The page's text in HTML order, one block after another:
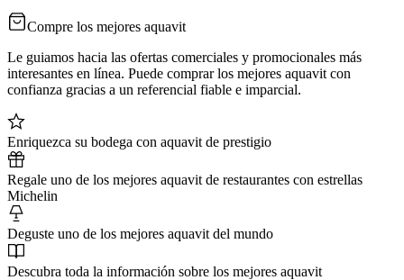
Compre los mejores aquavit
Le guiamos hacia las ofertas comerciales y promocionales más
interesantes en línea. Puede comprar los mejores aquavit con
confianza gracias a un referencial fiable e imparcial.
Enriquezca su bodega con aquavit de prestigio
Regale uno de los mejores aquavit de restaurantes con estrellas
Michelin
Deguste uno de los mejores aquavit del mundo
Descubra toda la información sobre los mejores aquavit